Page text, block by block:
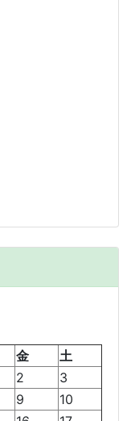
金
土
2
3
9
10